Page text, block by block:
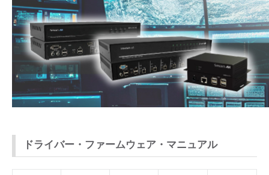
ドライバー・ファームウェア・マニュアル